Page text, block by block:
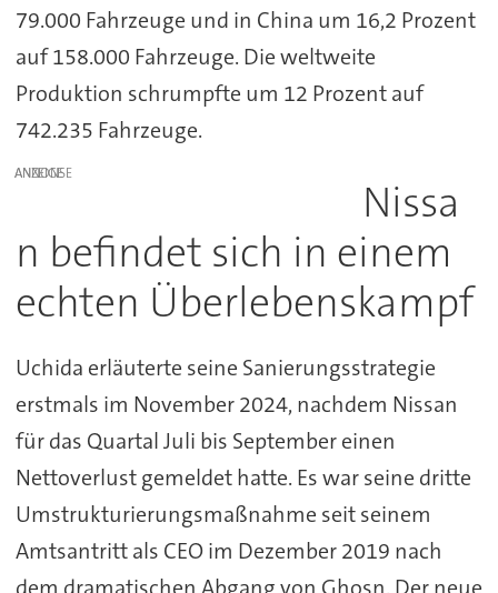
79.000 Fahrzeuge und in China um 16,2 Prozent
auf 158.000 Fahrzeuge. Die weltweite
Produktion schrumpfte um 12 Prozent auf
742.235 Fahrzeuge.
ANZEIGE
Nissa
n befindet sich in einem
echten Überlebenskampf
Uchida erläuterte seine Sanierungsstrategie
erstmals im November 2024, nachdem Nissan
für das Quartal Juli bis September einen
Nettoverlust gemeldet hatte. Es war seine dritte
Umstrukturierungsmaßnahme seit seinem
Amtsantritt als CEO im Dezember 2019 nach